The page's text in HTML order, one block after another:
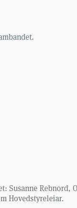
Susanne Rebnord,
Hovedstyreleiar.